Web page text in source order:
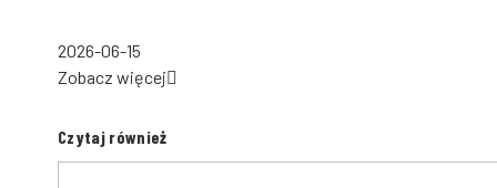
2026-06-15
Zobacz więcej
Czytaj również